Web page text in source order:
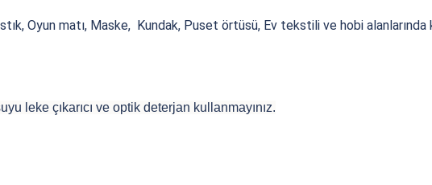
Oyun matı, Maske, Kundak, Puset örtüsü, Ev tekstili ve hobi alanlarında
leke çıkarıcı ve optik deterjan kullanmayınız.